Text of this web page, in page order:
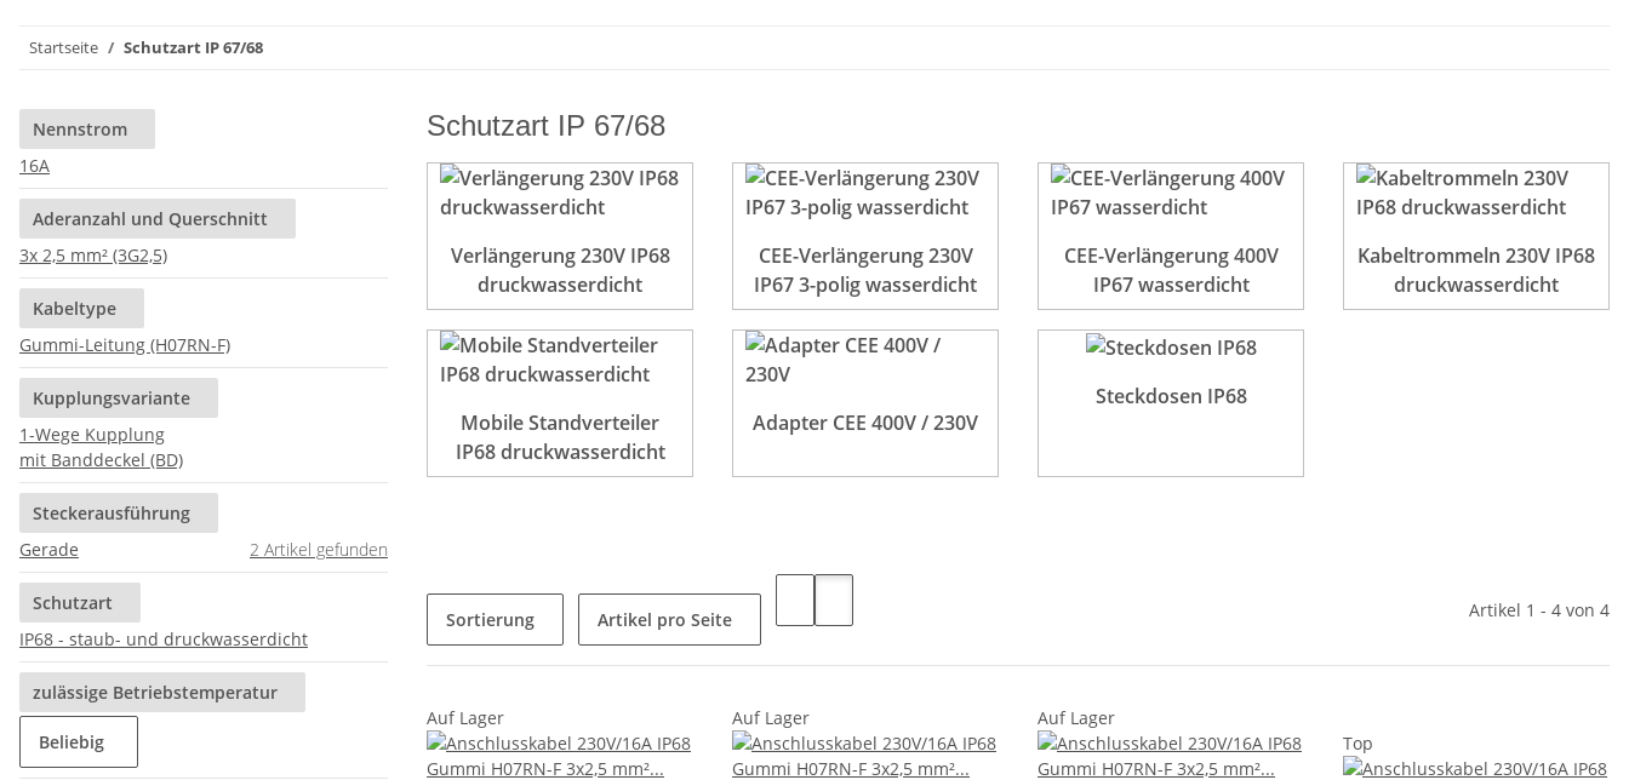
Startseite Schutzart IP 67/68
Schutzart IP 67/68
Verlängerung 230V IP68
druckwasserdicht
CEE-Verlängerung 230V
IP67 3-polig wasserdicht
CEE-Verlängerung 400V
IP67 wasserdicht
Kabeltrommeln 230V IP68
druckwasserdicht
Mobile Standverteiler
IP68 druckwasserdicht
Adapter CEE 400V / 230V
Steckdosen IP68
Sortierung Artikel pro Seite Artikel 1 - 4 von 4
Auf Lager Auf Lager Auf Lager
Top
Nennstrom
16A
Aderanzahl und Querschnitt
3x 2,5 mm² (3G2,5)
Kabeltype
Gummi-Leitung (H07RN-F)
Kupplungsvariante
1-Wege Kupplung
mit Banddeckel (BD)
Steckerausführung
Gerade
2 Artikel gefunden
Schutzart
IP68 - staub- und druckwasserdicht
zulässige Betriebstemperatur
Beliebig